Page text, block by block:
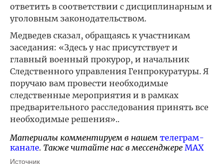
ответить в соответствии с дисциплинарным и
уголовным законодательством.
Медведев сказал, обращаясь к участникам
заседания: «Здесь у нас присутствует и
главный военный прокурор, и начальник
Следственного управления Генпрокуратуры. Я
поручаю вам провести необходимые
следственные мероприятия и в рамках
предварительного расследования принять все
необходимые решения»..
Материалы комментируем в нашем телеграм-
канале. Также читайте нас в мессенджере MAX
Источник